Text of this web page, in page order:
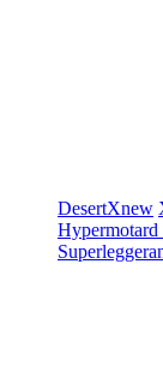
DesertXnew
Hypermotard
Superleggera